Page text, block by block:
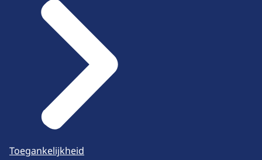
Toegankelijkheid